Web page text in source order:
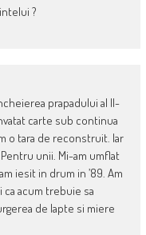
?
prapadului al II-
carte sub continua
o tara de reconstruit. Iar
unii. Mi-am umflat
iesit in drum in ’89. Am
acum trebuie sa
de lapte si miere